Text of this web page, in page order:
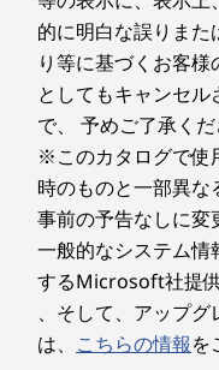
詳細はこち
カードスロット
なし
キーボード
フルサイズ･キーボー
ー、PgDnキー、
列、マルチタッチパッ
指紋センサー*
選択可能
イトを抑え、快適
した視覚的な快適さ
間作業を行うプロ
PCです。
Lenovo V14 Gen 6
動やハイブリッド
か？
もちろんです。
ノートPCは、外出
タイルを想定して設
型・軽量デザイン
す。さらに、米国国
規格に準拠した耐久
的に明白な誤りま
り等に基づくお客
としてもキャンセ
で、 予めご了承くだ
※このカタログで使
時のものと一部異
事前の予告なしに変
一般的なシステム情
するMicrosoft社提
、そして、アップ
は、 こちらの情報を